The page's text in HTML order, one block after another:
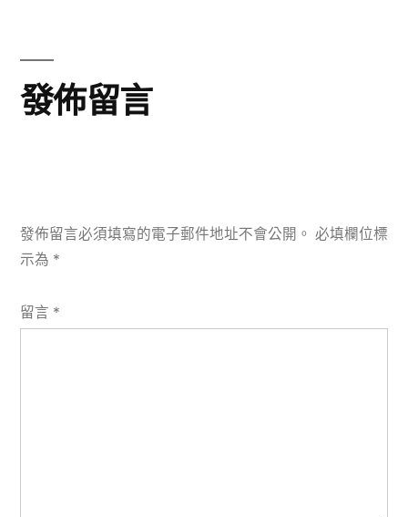
發佈留言
發佈留言必須填寫的電子郵件地址不會公開。 必填欄位標
示為 *
留言 *